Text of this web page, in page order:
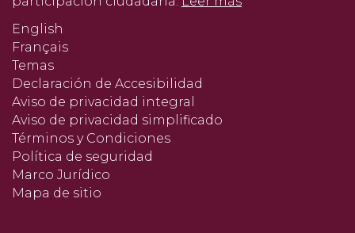
English
Français
Temas
Declaración de Accesibilidad
Aviso de privacidad integral
Aviso de privacidad simplificado
Términos y Condiciones
Política de seguridad
Marco Jurídico
Mapa de sitio